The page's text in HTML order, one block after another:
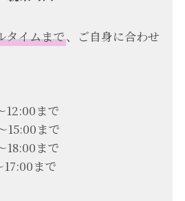
タイムまで、ご自身に合わせ
まで
まで
まで
まで